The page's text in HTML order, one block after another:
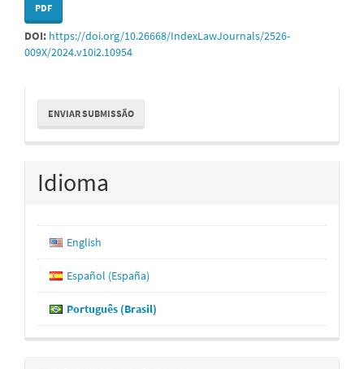
PDF
DOI: https://doi.org/10.26668/IndexLawJournals/2526-
009X/2024.v10i2.10954
Enviar
Submissão
ENVIAR SUBMISSÃO
Idioma
English
Español (España)
Português (Brasil)